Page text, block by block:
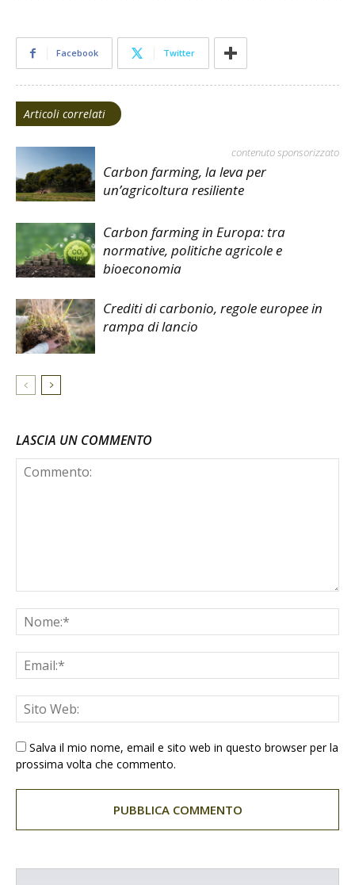
Facebook Twitter
Articoli correlati
contenuto sponsorizzato
Carbon farming, la leva per
un’agricoltura resiliente
Carbon farming in Europa: tra
normative, politiche agricole e
bioeconomia
Crediti di carbonio, regole europee in
rampa di lancio
LASCIA UN COMMENTO
Salva il mio nome, email e sito web in questo browser per la
prossima volta che commento.